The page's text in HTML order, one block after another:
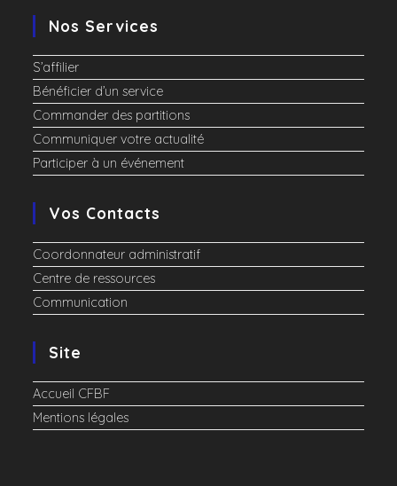
Nos Services
S’affilier
Bénéficier d’un service
Commander des partitions
Communiquer votre actualité
Participer à un événement
Vos Contacts
Coordonnateur administratif
Centre de ressources
Communication
Site
Accueil CFBF
Mentions légales